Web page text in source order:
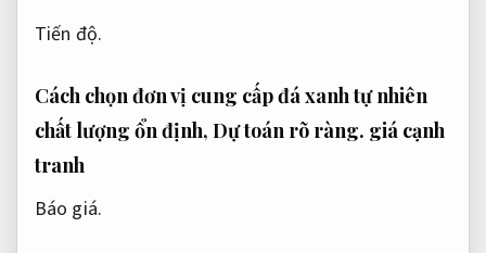
Tiến độ.
Cách chọn đơn vị cung cấp đá xanh tự nhiên
chất lượng ổn định, Dự toán rõ ràng. giá cạnh
tranh
Báo giá.